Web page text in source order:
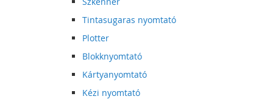
Tintasugaras nyomtató
Plotter
Blokknyomtató
Kártyanyomtató
Kézi nyomtató